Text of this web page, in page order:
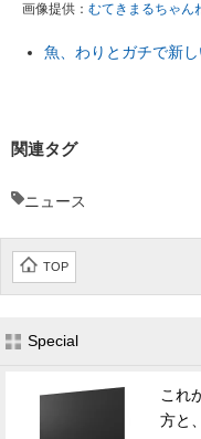
画像提供： むてきまるちゃん
魚、わりとガチで新
関連タグ
ニュース
TOP
Special
これ
方と